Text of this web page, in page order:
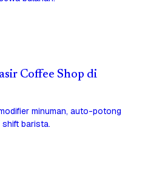
Coffee Shop di
minuman, auto-potong
barista.